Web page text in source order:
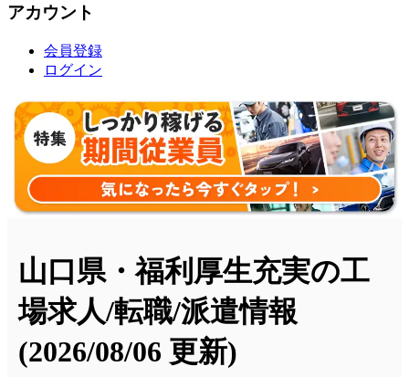
アカウント
会員登録
ログイン
山口県・福利厚生充実の工
場求人/転職/派遣情報
(2026/08/06 更新)